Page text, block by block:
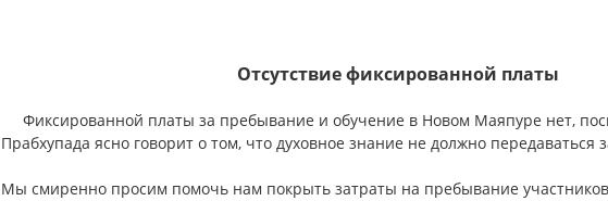
Отсутствие фиксированной платы
Фиксированной платы за пребывание и обучение в Новом Маяпуре нет,
Прабхупада ясно говорит о том, что духовное знание не должно передаваться
Мы смиренно просим помочь нам покрыть затраты на пребывание